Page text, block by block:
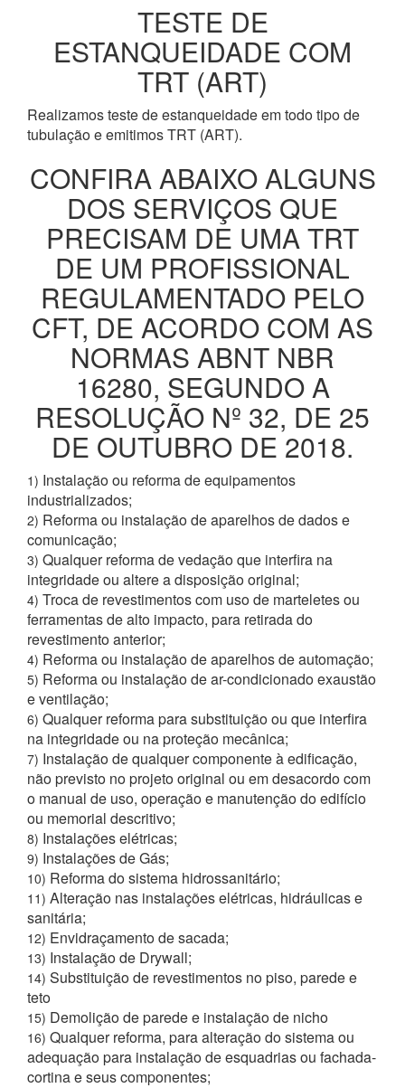
TESTE DE
ESTANQUEIDADE COM
TRT (ART)
Realizamos teste de estanqueidade em todo tipo de
tubulação e emitimos TRT (ART).
CONFIRA ABAIXO ALGUNS
DOS SERVIÇOS QUE
PRECISAM DE UMA TRT
DE UM PROFISSIONAL
REGULAMENTADO PELO
CFT, DE ACORDO COM AS
NORMAS ABNT NBR
16280, SEGUNDO A
RESOLUÇÃO Nº 32, DE 25
DE OUTUBRO DE 2018.
1) Instalação ou reforma de equipamentos
industrializados;
2) Reforma ou instalação de aparelhos de dados e
comunicação;
3) Qualquer reforma de vedação que interfira na
integridade ou altere a disposição original;
4) Troca de revestimentos com uso de marteletes ou
ferramentas de alto impacto, para retirada do
revestimento anterior;
4) Reforma ou instalação de aparelhos de automação;
5) Reforma ou instalação de ar-condicionado exaustão
e ventilação;
6) Qualquer reforma para substituição ou que interfira
na integridade ou na proteção mecânica;
7) Instalação de qualquer componente à edificação,
não previsto no projeto original ou em desacordo com
o manual de uso, operação e manutenção do edifício
ou memorial descritivo;
8) Instalações elétricas;
9) Instalações de Gás;
10) Reforma do sistema hidrossanitário;
11) Alteração nas instalações elétricas, hidráulicas e
sanitária;
12) Envidraçamento de sacada;
13) Instalação de Drywall;
14) Substituição de revestimentos no piso, parede e
teto
15) Demolição de parede e instalação de nicho
16) Qualquer reforma, para alteração do sistema ou
adequação para instalação de esquadrias ou fachada-
cortina e seus componentes;